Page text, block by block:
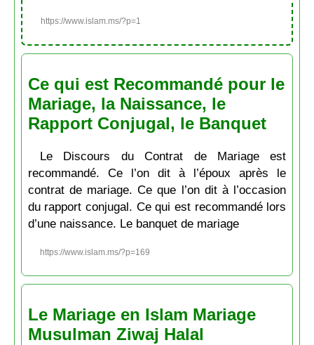
https://www.islam.ms/?p=1
Ce qui est Recommandé pour le
Mariage, la Naissance, le
Rapport Conjugal, le Banquet
Le Discours du Contrat de Mariage est
recommandé. Ce l’on dit à l’époux après le
contrat de mariage. Ce que l’on dit à l’occasion
du rapport conjugal. Ce qui est recommandé lors
d’une naissance. Le banquet de mariage
https://www.islam.ms/?p=169
Le Mariage en Islam Mariage
Musulman Ziwaj Halal